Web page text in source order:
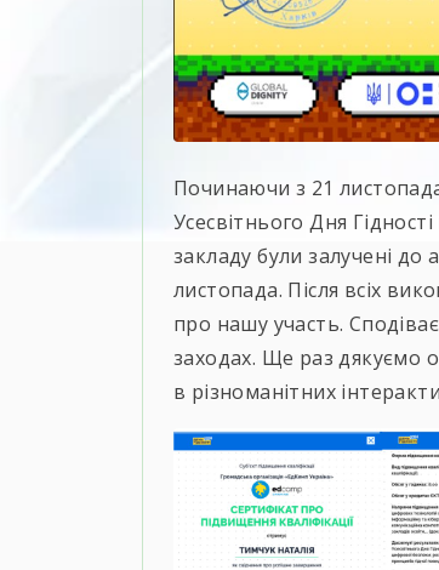
Починаючи з 21
Усесвітнього Дня
закладу були залучені до
листопада. Після всіх
про нашу участь.
заходах. Ще раз дякуємо
в різноманітних